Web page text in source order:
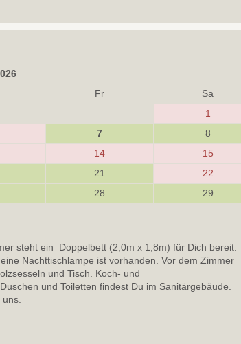
Fr Sa
1
7 8
14 15
21 22
28 29
steht ein Doppelbett (2,0m x 1,8m) für Dich bereit.
Nachttischlampe ist vorhanden. Vor dem Zimmer
und Tisch. Koch- und
und Toiletten findest Du im Sanitärgebäude.
uns.